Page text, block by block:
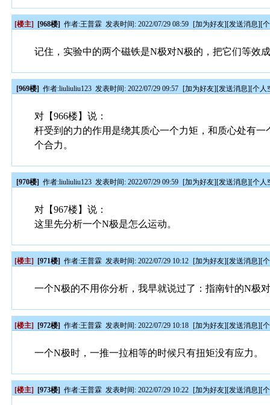
[楼主] [968楼] 作者:王普霖 发表时间: 2022/07/29 08:59 [加为好友][发送消息][
记住，实验中的两个磁铁是N极对N极的，把它们等效
[969楼] 作者:liuliuliu123 发表时间: 2022/07/29 09:57 [加为好友][发送消息][个人
对【966楼】说：
杆受到的力的作用是绕其质心一个力矩，和质心处有
个合力。
[970楼] 作者:liuliuliu123 发表时间: 2022/07/29 09:59 [加为好友][发送消息][个人
对【967楼】说：
这里先分析一个N极是怎么运动。
[楼主] [971楼] 作者:王普霖 发表时间: 2022/07/29 10:12 [加为好友][发送消息][
一个N极的不用你分析，我早就说过了：指南针的N极
[楼主] [972楼] 作者:王普霖 发表时间: 2022/07/29 10:18 [加为好友][发送消息][
一个N极时，一推一拉相等的时候只有扭矩没有应力。
[楼主] [973楼] 作者:王普霖 发表时间: 2022/07/29 10:22 [加为好友][发送消息][